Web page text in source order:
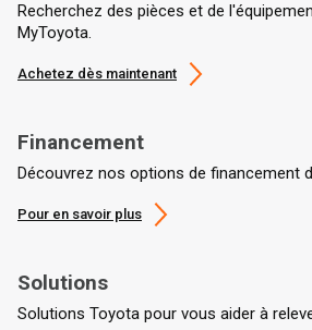
Recherchez des pièces et de
MyToyota.
Achetez dès maintenant
Financement
Découvrez nos options de financement
Pour en savoir plus
Solutions
Solutions Toyota pour vous aider à